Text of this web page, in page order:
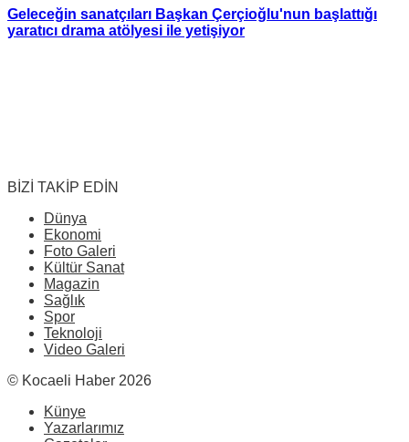
Geleceğin sanatçıları Başkan Çerçioğlu'nun başlattığı
yaratıcı drama atölyesi ile yetişiyor
BİZİ TAKİP EDİN
Dünya
Ekonomi
Foto Galeri
Kültür Sanat
Magazin
Sağlık
Spor
Teknoloji
Video Galeri
© Kocaeli Haber 2026
Künye
Yazarlarımız